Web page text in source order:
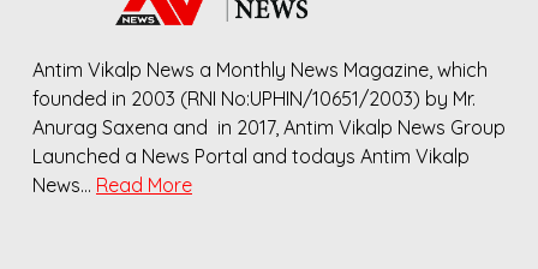
Antim Vikalp News a Monthly News Magazine, which
founded in 2003 (RNI No:UPHIN/10651/2003) by Mr.
Anurag Saxena and in 2017, Antim Vikalp News Group
Launched a News Portal and todays Antim Vikalp
News… Read More